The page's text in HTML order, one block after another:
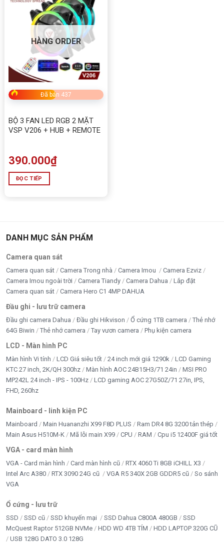
HÀNG ORDER
Đã bán 437
BỘ 3 FAN LED RGB 2 MẶT
VSP V206 + HUB + REMOTE
390.000₫
ĐỌC TIẾP
DANH MỤC SẢN PHẨM
Camera quan sát
Camera quan sát Camera Trong nhà Camera Imou
Camera Ezviz
Camera Imou ngoài trời
Camera Tiandy Camera Dahua
Lắp đặt
Camera quan sát
Camera Hero C1 4MP DAHUA
Đầu ghi - lưu trữ camera
Đầu ghi camera Dahua Đầu ghi Hikvison Ổ cứng 1TB camera
Thẻ nhớ
64G Biwin
Thẻ nhớ camera Tay vươn camera Phụ kiện camera
LCD - Màn hình PC
Màn hình Vi tính LCD Giá siêu tốt 24 inch mới giá 1290k
LCD Gaming
KTC 27 inch, 2K/QH 300hz
Màn hình AOC 24B15H3/71 24in
MSI PRO
MP242L 24 inch - IPS - 100Hz
LCD gaming AOC 27G50Z/71 27in, IPS,
FHD, 260hz
Mainboard - linh kiện PC
Mainboard Main Huananzhi X99 F8D PLUS
Ram DR4 8G 3200 tản thép
Main Asus H510M-K
Mã lỗi main X99 CPU RAM Cpu i5 12400F giá tốt
VGA - card màn hình
VGA - Card màn hình Card màn hình cũ
RTX 4060 Ti 8GB iCHILL X3
Intel Arc A380
RTX 3090 24G cũ VGA R5 340X 2GB GDDR5 cũ
So sánh
VGA
Ổ cứng - lưu trữ
SSD SSD cũ SSD khuyến mại SSD Dahua C800A 480GB
SSD
McQuest Raptor 512GB NVMe
HDD WD 4TB TÍM
HDD LAPTOP 320G CŨ
USB 128G DATO 3.0 128G